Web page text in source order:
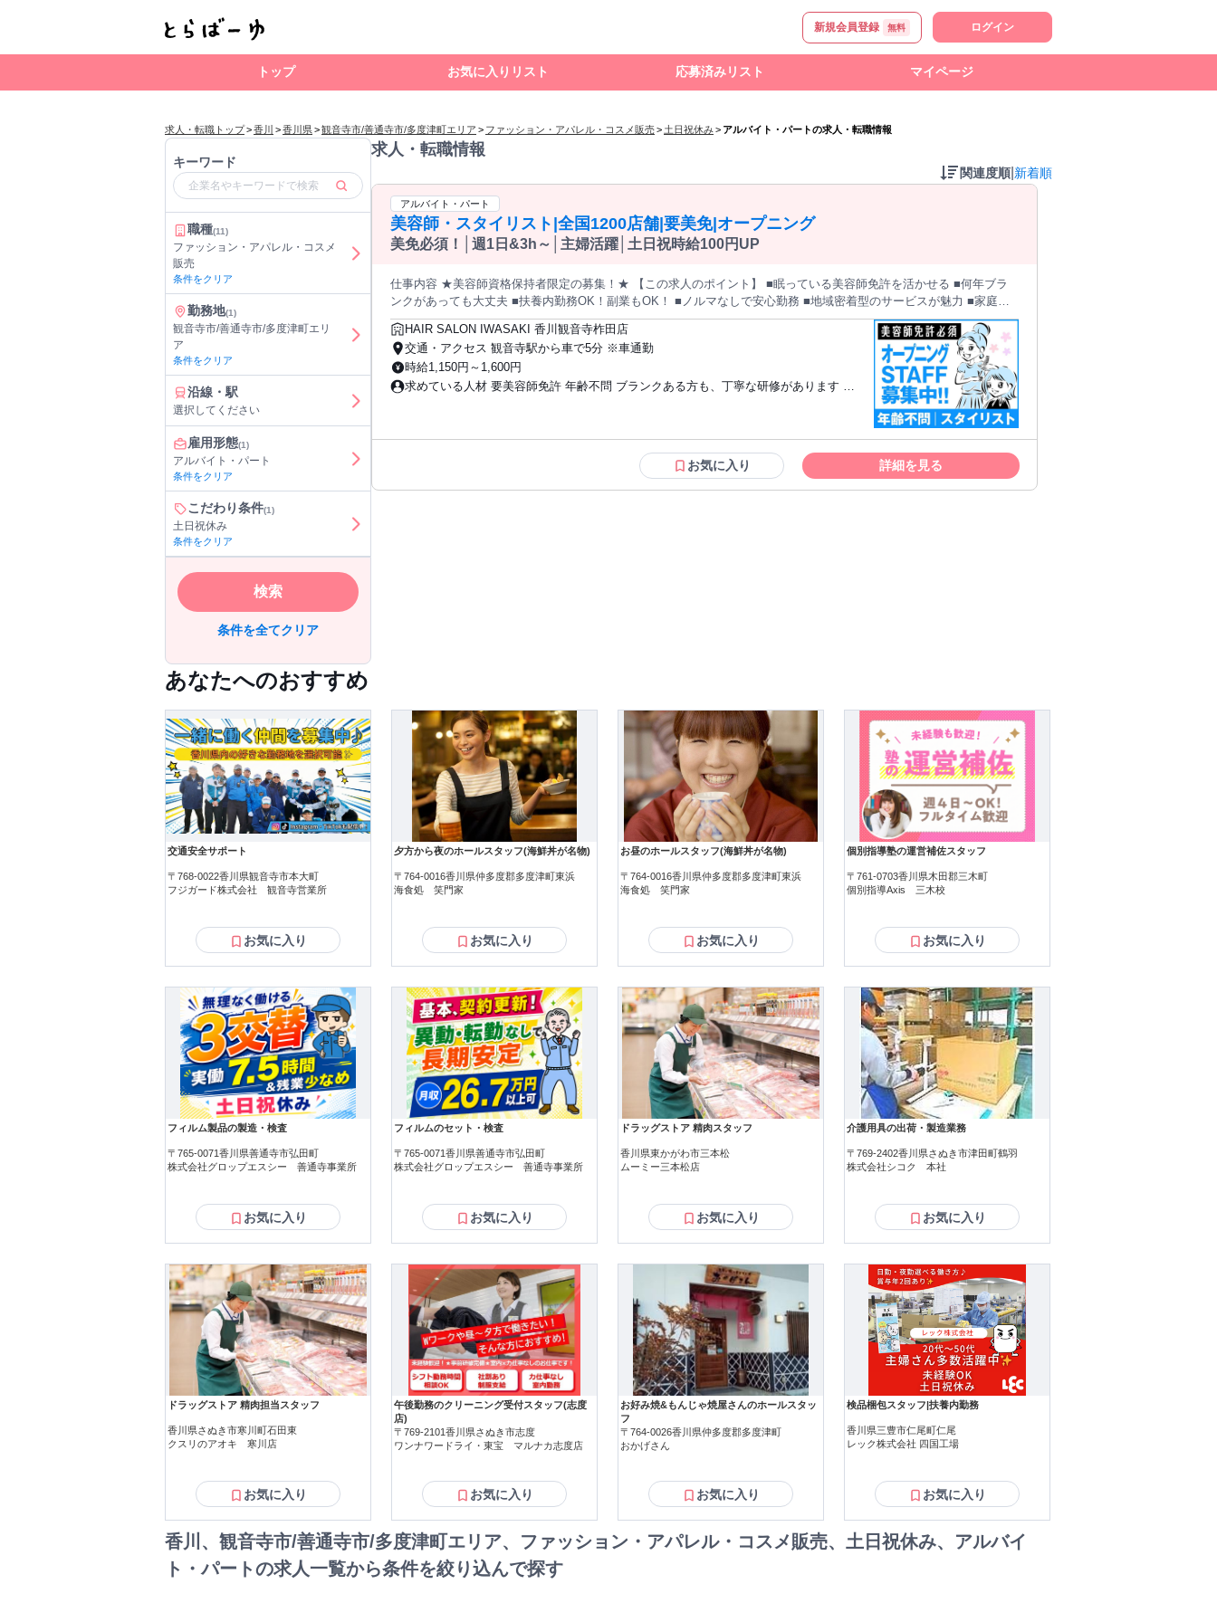
新規会員登録 無料 ログイン
トップ お気に入りリスト 応募済みリスト マイページ
求人・転職トップ>香川 >香川県>観音寺市/善通寺市/多度津町エリア > ファッション・アパレル・コスメ販売> 土日祝休み> アルバイト・パートの求人・転職情報
キーワード
職種(11)
ファッション・アパレル・コスメ
販売
条件をクリア
勤務地(1)
観音寺市/善通寺市/多度津町エリ
ア
条件をクリア
沿線・駅
選択してください
雇用形態(1)
アルバイト・パート
条件をクリア
こだわり条件(1)
土日祝休み
条件をクリア
検索
条件を全てクリア
求人・転職情報
関連度順 新着順
アルバイト・パート
美容師・スタイリスト|全国1200店舗|要美免|オープニング
美免必須！│週1日&3h～│主婦活躍│土日祝時給100円UP
仕事内容 ★美容師資格保持者限定の募集！★ 【この求人のポイント】 ■眠っている美容師免許を活かせる ■何年ブラ
ンクがあっても大丈夫 ■扶養内勤務OK！副業もOK！ ■ノルマなしで安心勤務 ■地域密着型のサービスが魅力 ■家庭と
両立する主婦さん活躍中 ━━━━━━━━━━━━━━━━ 【仕事内容】 全国に1200店舗展開している 大手美容室チ
ェーンでの スタイリストのお仕事です。 ＜具体的には＞ お客様を出迎え、髪質や要望を伺い カウンセリング。 カッ
ト、パーマ、カラー、シャンプー、 会計レジ業務などの施術・接客業務を お任せします。
━━━━━━━━━━━━━━━━ 【久しぶりのお仕事復帰も歓迎】 美容師免許を持っていれば、 ブランクがあって
もOK！ 研修があるので、無理なく 感覚を取り戻せます。 眠っている美容師免許を もう一度輝かせてみませんか？ 年
齢は不問ですので、 再チャレンジしたいという方が 多く活躍しています。 10～30代はもちろん、 40代50代60代70代
給」 「ノルマなし」「土日休み可」など スタッフの働きやすさにも こだわっています。 週1日、3時間～勤務可能なの
で、 家事や育児との両立も◎ 定着率は88％と高い水準を キープしています。 ━━━━━━━━━━━━━━━━
【ヘアサロンIWASAKIについて】 いつでも気軽に美しく。 をモットーに、創業40年。 自由が丘発祥の美容室です。
美を通してお客様が安心できる 低価格とサービスを提供しており、 地域密着型でお客様に愛されています。
HAIR SALON IWASAKI 香川観音寺柞田店
交通・アクセス 観音寺駅から車で5分 ※車通勤
時給1,150円～1,600円
求めている人材 要美容師免許 年齢不問 ブランクある方も、丁寧な研修があります の
お気に入り 詳細を見る
あなたへのおすすめ
交通安全サポート
〒768-0022香川県観音寺市本大町
フジガード株式会社 観音寺営業所
お気に入り
夕方から夜のホールスタッフ(海鮮丼が名物)
〒764-0016香川県仲多度郡多度津町東浜
海食処 笑門家
お気に入り
お昼のホールスタッフ(海鮮丼が名物)
〒764-0016香川県仲多度郡多度津町東浜
海食処 笑門家
お気に入り
個別指導塾の運営補佐スタッフ
〒761-0703香川県木田郡三木町
個別指導Axis 三木校
お気に入り
フィルム製品の製造・検査
〒765-0071香川県善通寺市弘田町
株式会社グロップエスシー 善通寺事業所
お気に入り
フィルムのセット・検査
〒765-0071香川県善通寺市弘田町
株式会社グロップエスシー 善通寺事業所
お気に入り
ドラッグストア 精肉スタッフ
香川県東かがわ市三本松
ムーミー三本松店
お気に入り
介護用具の出荷・製造業務
〒769-2402香川県さぬき市津田町鶴羽
株式会社シコク 本社
お気に入り
ドラッグストア 精肉担当スタッフ
香川県さぬき市寒川町石田東
クスリのアオキ 寒川店
お気に入り
午後勤務のクリーニング受付スタッフ(志度
店)
〒769-2101香川県さぬき市志度
ワンナワードライ・東宝 マルナカ志度店
お気に入り
お好み焼&もんじゃ焼屋さんのホールスタッ
フ
〒764-0026香川県仲多度郡多度津町
おかげさん
お気に入り
検品梱包スタッフ|扶養内勤務
香川県三豊市仁尾町仁尾
レック株式会社 四国工場
お気に入り
香川、観音寺市/善通寺市/多度津町エリア、ファッション・アパレル・コスメ販売、土日祝休み、アルバイ
ト・パートの求人一覧から条件を絞り込んで探す